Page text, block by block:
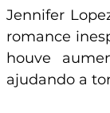
Jennifer
romance
houve
ajudando a